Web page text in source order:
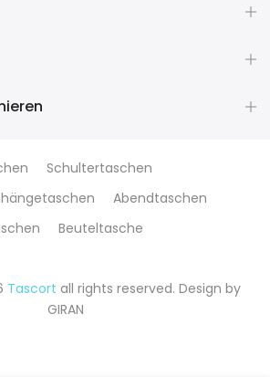
Schultertaschen
Abendtaschen
Beuteltasche
Tascort all rights reserved. Design by
GIRAN